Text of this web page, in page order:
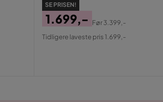
SE PRISEN!
Pris
1.699,-
Original
Før3.399,-
Tidligere laveste pris 1.699,-